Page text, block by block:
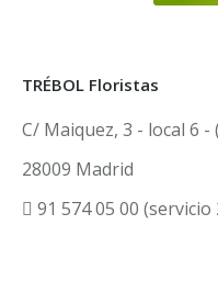
TRÉBOL Floristas
C/ Maiquez, 3 - local 6
28009 Madrid
91 574 05 00 (servicio